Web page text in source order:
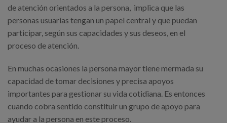
de atención orientados a la persona, implica que las
personas usuarias tengan un papel central y que puedan
participar, según sus capacidades y sus deseos, en el
proceso de atención.
En muchas ocasiones la persona mayor tiene mermada su
capacidad de tomar decisiones y precisa apoyos
importantes para gestionar su vida cotidiana. Es entonces
cuando cobra sentido constituir un grupo de apoyo para
ayudar a la persona en este proceso.